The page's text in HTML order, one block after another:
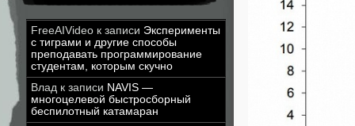
FreeAIVideo к записи Эксперименты
с тиграми и другие способы
преподавать программирование
студентам, которым скучно
Влад к записи NAVIS —
многоцелевой быстросборный
беспилотный катамаран